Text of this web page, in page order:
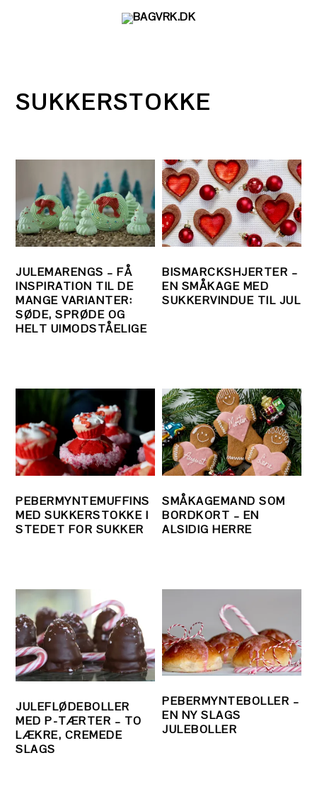
SUKKERSTOKKE
JULEMARENGS – FÅ
INSPIRATION TIL DE
MANGE VARIANTER:
SØDE, SPRØDE OG
HELT UIMODSTÅELIGE
BISMARCKSHJERTER –
EN SMÅKAGE MED
SUKKERVINDUE TIL JUL
PEBERMYNTEMUFFINS
MED SUKKERSTOKKE I
STEDET FOR SUKKER
SMÅKAGEMAND SOM
BORDKORT – EN
ALSIDIG HERRE
JULEFLØDEBOLLER
MED P-TÆRTER – TO
LÆKRE, CREMEDE
SLAGS
PEBERMYNTEBOLLER –
EN NY SLAGS
JULEBOLLER